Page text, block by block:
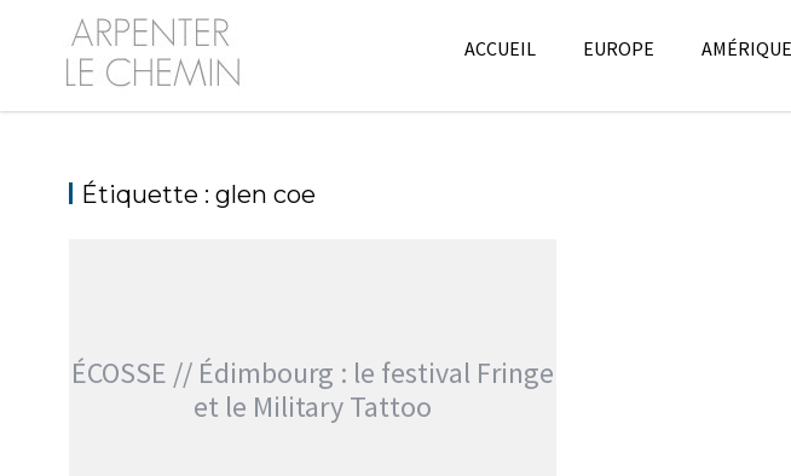
ACCUEIL EUROPE
Étiquette : glen coe
ÉCOSSE // Édimbourg : le festival Fringe
et le Military Tattoo